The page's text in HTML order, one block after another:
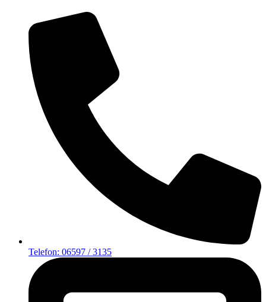
Telefon: 06597 / 3135